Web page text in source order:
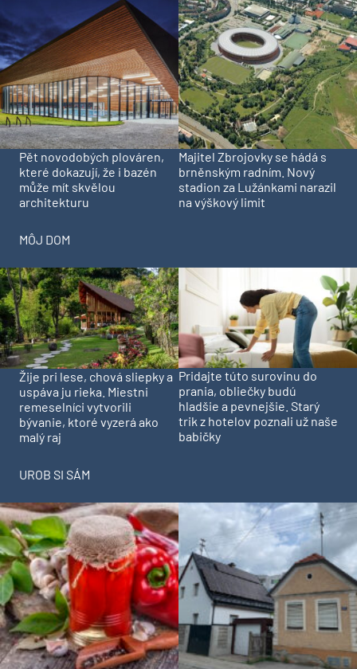
Pět novodobých plováren,
které dokazují, že i bazén
může mít skvělou
architekturu
Majitel Zbrojovky se hádá s
brněnským radním. Nový
stadion za Lužánkami narazil
na výškový limit
MÔJ DOM
Žije pri lese, chová sliepky a
uspáva ju rieka. Miestni
remeselníci vytvorili
bývanie, ktoré vyzerá ako
malý raj
Pridajte túto surovinu do
prania, obliečky budú
hladšie a pevnejšie. Starý
trik z hotelov poznali už naše
babičky
UROB SI SÁM